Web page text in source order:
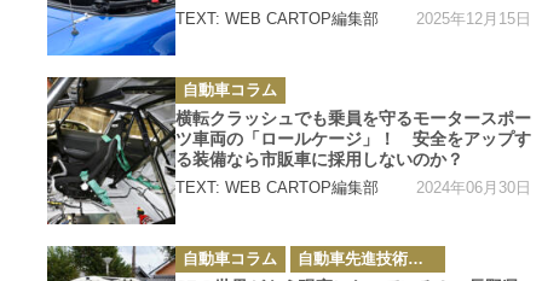
TEXT: WEB CARTOP編集部 2025年12月15日
カ
テ
ゴ
リ
ー
自動車コラム
横転クラッシュでも乗員を守るモータースポー
ツ車両の「ロールケージ」！ 安全をアップす
る装備なら市販車に採用しないのか？
TEXT: WEB CARTOP編集部 2024年06月30日
カ
テ自動車コラム 自動車先進技術・テクノロジーニュース